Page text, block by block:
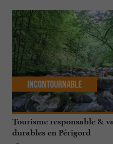
Tourisme responsable &
durables en Périgord
Incontournable